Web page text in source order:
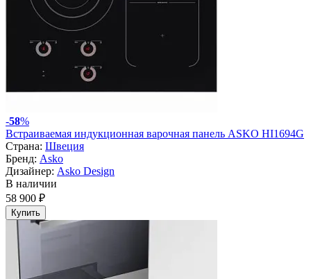
-58%
Встраиваемая индукционная варочная панель ASKO HI1694G
Страна: Швеция
Бренд: Asko
Дизайнер: Asko Design
В наличии
58 900 ₽
Купить